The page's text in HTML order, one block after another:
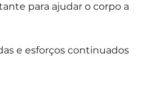
para ajudar o corpo a
e esforços continuados